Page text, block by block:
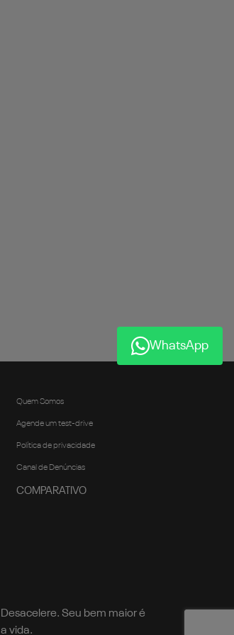
Quem Somos
Agende um test-drive
Política de privacidade
Canal de Denúncias
COMPARATIVO
Desacelere. Seu bem maior é
a vida.
WhatsApp